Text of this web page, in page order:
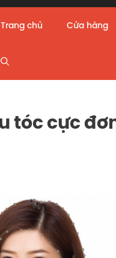
Trang chủ Cửa hàng
tóc cực